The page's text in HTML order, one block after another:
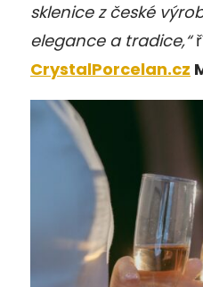
sklenice z české
elegance a tradice,“
CrystalPorcelan.cz